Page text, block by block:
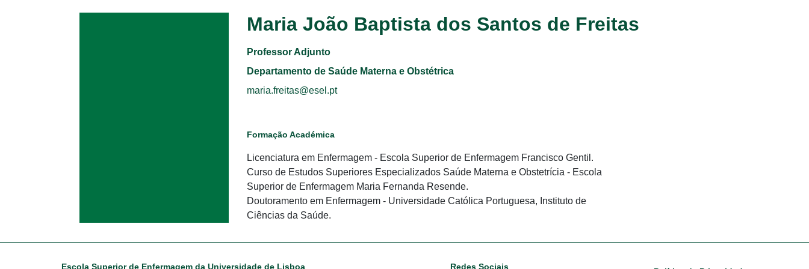
Maria João Baptista dos Santos de Freitas
Professor Adjunto
Departamento de Saúde Materna e Obstétrica
maria.freitas@esel.pt
Formação Académica
Licenciatura em Enfermagem - Escola Superior de Enfermagem Francisco Gentil.
Curso de Estudos Superiores Especializados Saúde Materna e Obstetrícia - Escola
Superior de Enfermagem Maria Fernanda Resende.
Doutoramento em Enfermagem - Universidade Católica Portuguesa, Instituto de
Ciências da Saúde.
Escola Superior de Enfermagem da Universidade de Lisboa Redes Sociais Footer